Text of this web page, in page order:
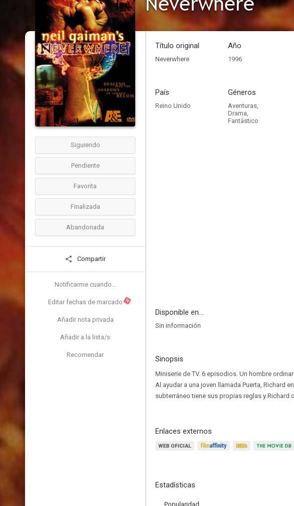
Siguiendo
Pendiente
Favorita
Finalizada
Abandonada
Compartir
Notificarme cuando...
Editar fechas de marcado N
Añadir nota privada
Añadir a la lista/s
Recomendar
Título original
Neverwhere
Año
1996
País
Reino Unido
Géneros
Aventuras,
Drama,
Fantástico
Disponible en...
Sin información
Sinopsis
Miniserie de TV. 6 episodios. Un hombre
Al ayudar a una joven llamada Puerta, Richard
subterráneo tiene sus propias reglas y Richard
Enlaces externos
Estadísticas
Popularidad